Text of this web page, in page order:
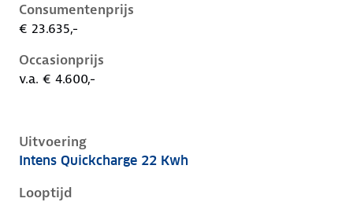
Consumentenprijs
€ 23.635,-
Occasionprijs
v.a. € 4.600,-
Uitvoering
Renault Zoe i, 22 kwh, 65 kW, Elektrisch, 5 deuren
Intens Quickcharge 22 Kwh
Looptijd